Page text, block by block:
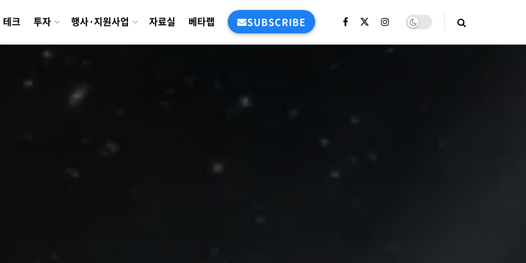
테크 투자 행사·지원사업 자료실 베타랩 SUBSCRIBE